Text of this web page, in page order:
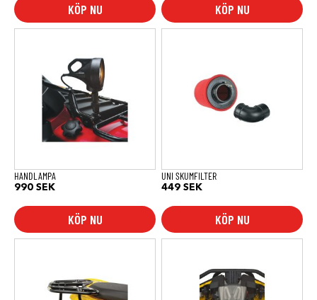
KÖP NU KÖP NU
HANDLAMPA
990 SEK
KÖP NU
UNI SKUMFILTER
449 SEK
KÖP NU